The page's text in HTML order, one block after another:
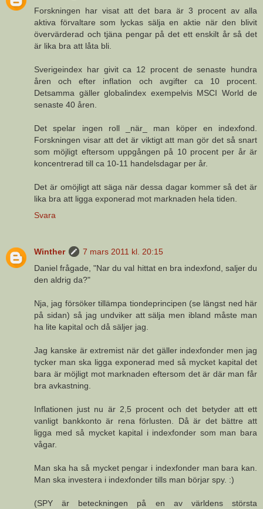
Forskningen har visat att det bara är 3 procent av alla
aktiva förvaltare som lyckas sälja en aktie när den blivit
övervärderad och tjäna pengar på det ett enskilt år så det
är lika bra att låta bli.
Sverigeindex har givit ca 12 procent de senaste hundra
åren och efter inflation och avgifter ca 10 procent.
Detsamma gäller globalindex exempelvis MSCI World de
senaste 40 åren.
Det spelar ingen roll _när_ man köper en indexfond.
Forskningen visar att det är viktigt att man gör det så snart
som möjligt eftersom uppgången på 10 procent per år är
koncentrerad till ca 10-11 handelsdagar per år.
Det är omöjligt att säga när dessa dagar kommer så det är
lika bra att ligga exponerad mot marknaden hela tiden.
Svara
Winther
7 mars 2011 kl. 20:15
Daniel frågade, "Nar du val hittat en bra indexfond, saljer du
den aldrig da?"
Nja, jag försöker tillämpa tiondeprincipen (se längst ned här
på sidan) så jag undviker att sälja men ibland måste man
ha lite kapital och då säljer jag.
Jag kanske är extremist när det gäller indexfonder men jag
tycker man ska ligga exponerad med så mycket kapital det
bara är möjligt mot marknaden eftersom det är där man får
bra avkastning.
Inflationen just nu är 2,5 procent och det betyder att ett
vanligt bankkonto är rena förlusten. Då är det bättre att
ligga med så mycket kapital i indexfonder som man bara
vågar.
Man ska ha så mycket pengar i indexfonder man bara kan.
Man ska investera i indexfonder tills man börjar spy. :)
(SPY är beteckningen på en av världens största